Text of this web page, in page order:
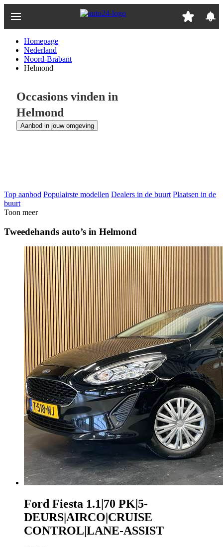
naar
Homepage
Nederland
Noord-Brabant
Helmond
Occasions vinden in
Helmond
Aanbod in jouw omgeving
Top aanbod Populairste modellen Dealers in de buurt Plaatsen in de
buurt
Toon meer
Tweedehands auto’s in Helmond
Ford Fiesta 1.1|70 PK|5-
DEURS|AIRCO|CRUISE
CONTROL|LANE-ASSIST